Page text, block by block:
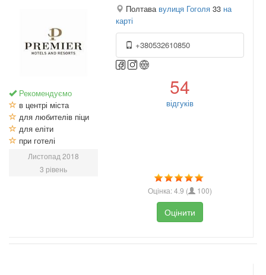
Рекомендуємо
в центрі міста
для любителів піци
для еліти
при готелі
Листопад 2018
3 рівень
Полтава вулиця Гоголя 33 на
карті
+380532610850
54
відгуків
Оцінка:4.9 ( 100)
Оцінити